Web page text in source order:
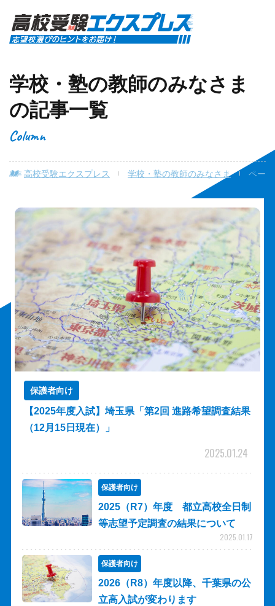
学校・塾の教師のみなさま
の記事一覧
Column
高校受験エクスプレス 学校・塾の教師のみなさま ペー
保護者向け
【2025年度入試】埼玉県「第2回 進路希望調査結果
（12月15日現在）」
2025.01.24
保護者向け
2025（R7）年度 都立高校全日制
等志望予定調査の結果について
2025.01.17
保護者向け
2026（R8）年度以降、千葉県の公
立高入試が変わります